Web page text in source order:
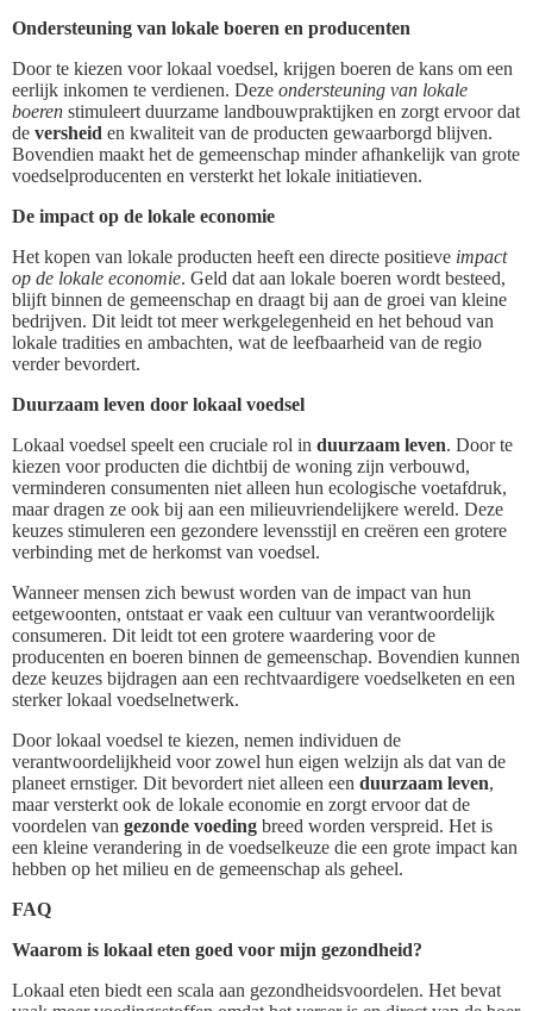
Ondersteuning van lokale boeren en producenten
Door te kiezen voor lokaal voedsel, krijgen boeren de kans om een
eerlijk inkomen te verdienen. Deze ondersteuning van lokale
boeren stimuleert duurzame landbouwpraktijken en zorgt ervoor dat
de versheid en kwaliteit van de producten gewaarborgd blijven.
Bovendien maakt het de gemeenschap minder afhankelijk van grote
voedselproducenten en versterkt het lokale initiatieven.
De impact op de lokale economie
Het kopen van lokale producten heeft een directe positieve impact
op de lokale economie. Geld dat aan lokale boeren wordt besteed,
blijft binnen de gemeenschap en draagt bij aan de groei van kleine
bedrijven. Dit leidt tot meer werkgelegenheid en het behoud van
lokale tradities en ambachten, wat de leefbaarheid van de regio
verder bevordert.
Duurzaam leven door lokaal voedsel
Lokaal voedsel speelt een cruciale rol in duurzaam leven. Door te
kiezen voor producten die dichtbij de woning zijn verbouwd,
verminderen consumenten niet alleen hun ecologische voetafdruk,
maar dragen ze ook bij aan een milieuvriendelijkere wereld. Deze
keuzes stimuleren een gezondere levensstijl en creëren een grotere
verbinding met de herkomst van voedsel.
Wanneer mensen zich bewust worden van de impact van hun
eetgewoonten, ontstaat er vaak een cultuur van verantwoordelijk
consumeren. Dit leidt tot een grotere waardering voor de
producenten en boeren binnen de gemeenschap. Bovendien kunnen
deze keuzes bijdragen aan een rechtvaardigere voedselketen en een
sterker lokaal voedselnetwerk.
Door lokaal voedsel te kiezen, nemen individuen de
verantwoordelijkheid voor zowel hun eigen welzijn als dat van de
planeet ernstiger. Dit bevordert niet alleen een duurzaam leven,
maar versterkt ook de lokale economie en zorgt ervoor dat de
voordelen van gezonde voeding breed worden verspreid. Het is
een kleine verandering in de voedselkeuze die een grote impact kan
hebben op het milieu en de gemeenschap als geheel.
FAQ
Waarom is lokaal eten goed voor mijn gezondheid?
Lokaal eten biedt een scala aan gezondheidsvoordelen. Het bevat